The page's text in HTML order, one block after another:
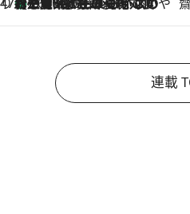
連載